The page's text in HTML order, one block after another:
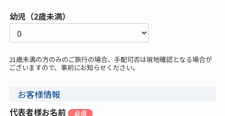
幼児（2歳未満）
21歳未満の方のみのご旅行の場合、手配可否は現地確認となる場合が
ございますので、事前にお知らせください。
お客様情報
代表者様お名前